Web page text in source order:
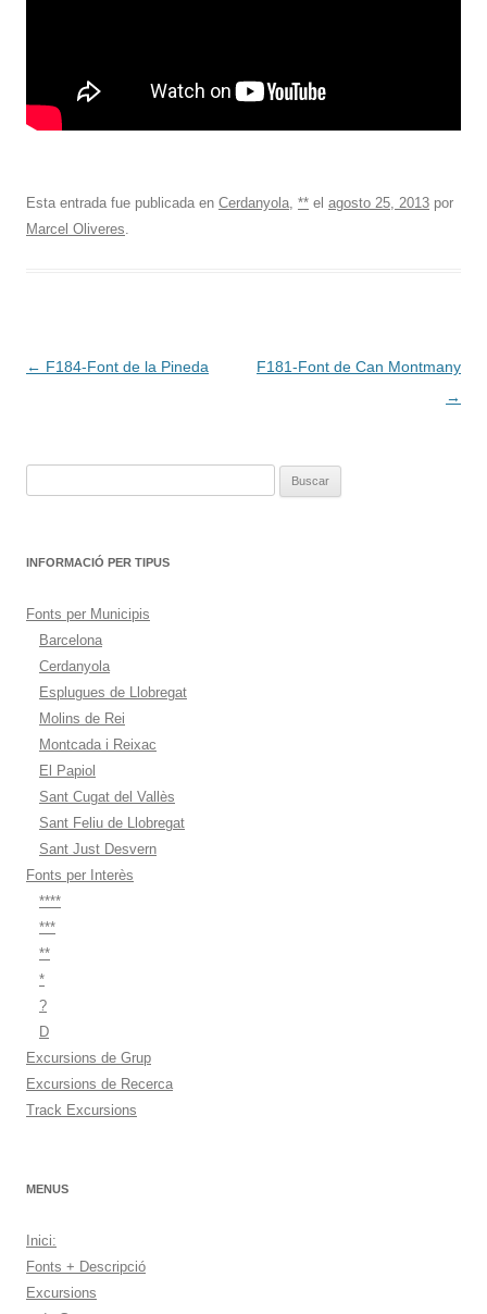
Esta entrada fue publicada en Cerdanyola, ** el agosto 25, 2013 por
Marcel Oliveres.
Navegación
← F184-Font de la Pineda
F181-Font de Can Montmany
→
INFORMACIÓ PER TIPUS
Fonts per Municipis
Barcelona
Cerdanyola
Esplugues de Llobregat
Molins de Rei
Montcada i Reixac
El Papiol
Sant Cugat del Vallès
Sant Feliu de Llobregat
Sant Just Desvern
Fonts per Interès
****
***
**
*
?
D
Excursions de Grup
Excursions de Recerca
Track Excursions
MENUS
Inici:
Fonts + Descripció
Excursions